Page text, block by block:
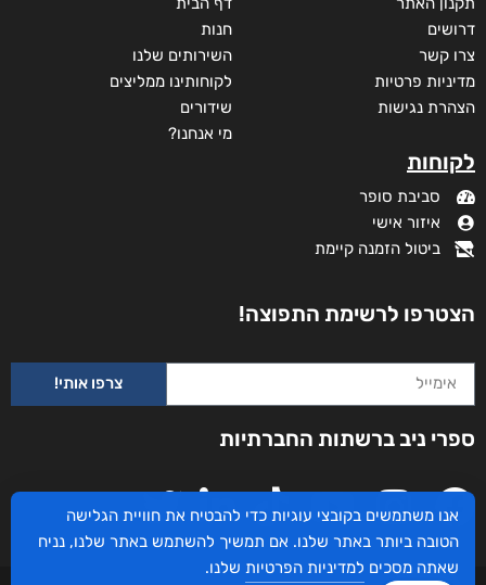
דרושים
צרו קשר
מדיניות פרטיות
הצהרת נגישות
לקוחות
סביבת סופר
איזור אישי
ביטול הזמנה קיימת
חנות
השירותים שלנו
לקוחותינו ממליצים
שידורים
מי אנחנו?
הצטרפו לרשימת התפוצה!
צרפו אותי!
ספרי ניב ברשתות החברתיות
אנו משתמשים בקובצי עוגיות כדי להבטיח את חוויית הגלישה
הטובה ביותר באתר שלנו. אם תמשיך להשתמש באתר שלנו, נניח
שאתה מסכים למדיניות הפרטיות שלנו.